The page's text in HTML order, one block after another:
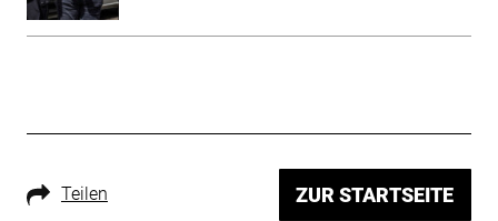
Teilen ZUR STARTSEITE